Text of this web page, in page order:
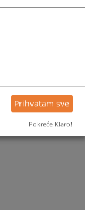
Prihvatam sve
Pokreće Klaro!